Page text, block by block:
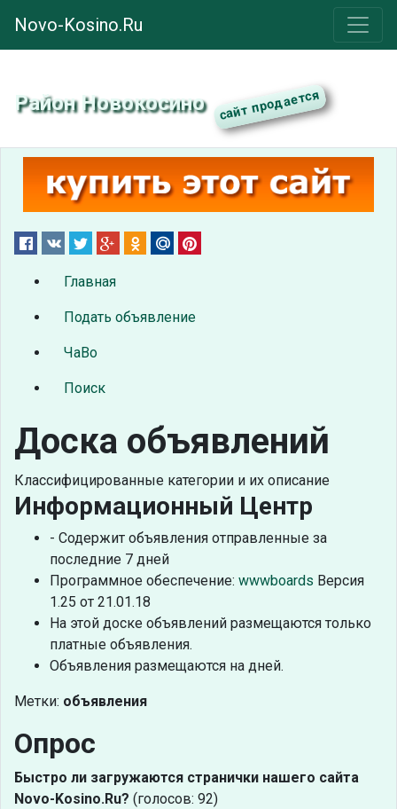
Novo-Kosino.Ru
Район Новокосино
Главная
Подать объявление
ЧаВо
Поиск
Доска объявлений
Классифицированные категории и их описание
Информационный Центр
- Содержит объявления отправленные за
последние 7 дней
Программное обеспечение: wwwboards Версия
1.25 от 21.01.18
На этой доске объявлений размещаются только
платные объявления.
Объявления размещаются на дней.
Метки: объявления
Опрос
Быстро ли загружаются странички нашего сайта
Novo-Kosino.Ru? (голосов: 92)